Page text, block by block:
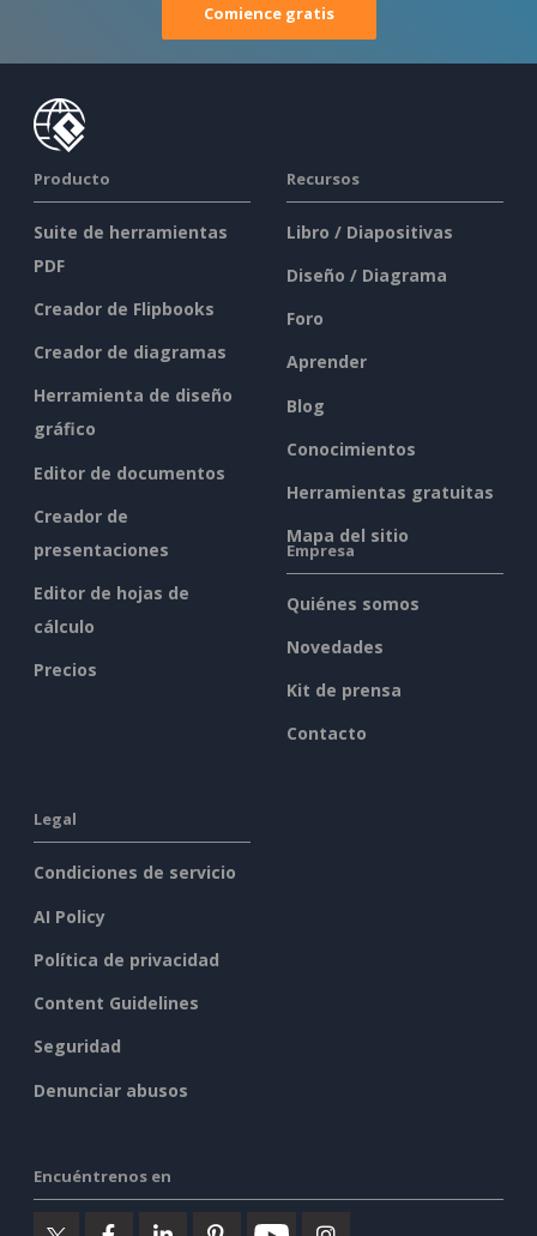
Comience gratis
Producto
Suite de herramientas
PDF
Creador de Flipbooks
Creador de diagramas
Herramienta de diseño
gráfico
Editor de documentos
Creador de
presentaciones
Editor de hojas de
cálculo
Precios
Recursos
Libro / Diapositivas
Diseño / Diagrama
Foro
Aprender
Blog
Conocimientos
Herramientas gratuitas
Mapa del sitio
Empresa
Quiénes somos
Novedades
Kit de prensa
Contacto
Legal
Condiciones de servicio
AI Policy
Política de privacidad
Content Guidelines
Seguridad
Denunciar abusos
Encuéntrenos en